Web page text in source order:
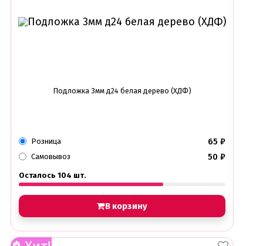
Подложка 3мм д24 белая дерево (ХДФ)
Розница 65 ₽
Самовывоз 50 ₽
Осталось 104 шт.
В корзину